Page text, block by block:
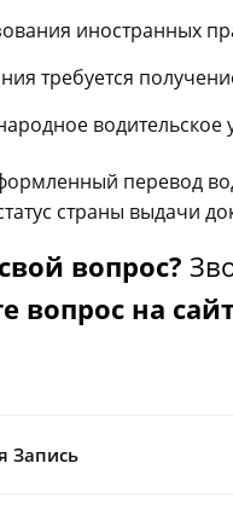
иностранных
требуется
водительское
перевод
страны выдачи
вопрос?
вопрос на
Запись